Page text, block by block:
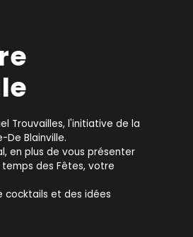
Trouvailles, l'initiative de la
De Blainville.
en plus de vous présenter
des Fêtes, votre
cocktails et des idées